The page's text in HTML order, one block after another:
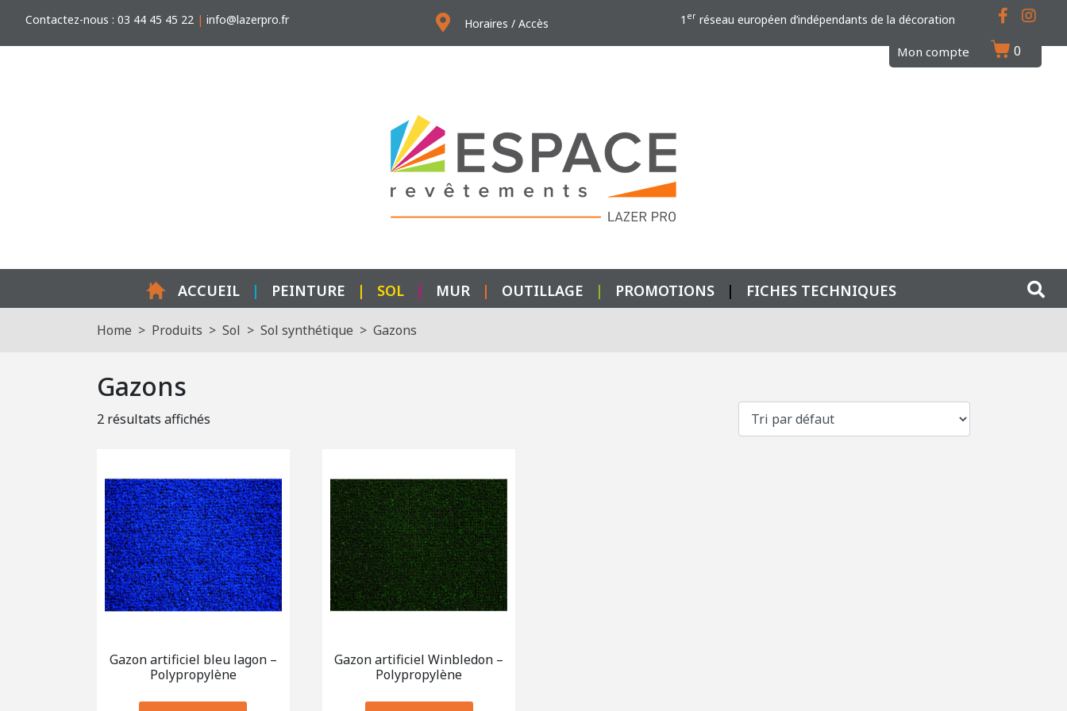
Contactez-nous : 03 44 45 45 22 | info@lazerpro.fr Horaires / Accès 1 er réseau européen d’indépendants de la décoration
Mon compte 0
ACCUEIL | PEINTURE | SOL | MUR | OUTILLAGE | PROMOTIONS | FICHES TECHNIQUES
Home Produits Sol Sol synthétique Gazons
Gazons
2 résultats affichés
Gazon artificiel bleu lagon –
Polypropylène
Gazon artificiel Winbledon –
Polypropylène